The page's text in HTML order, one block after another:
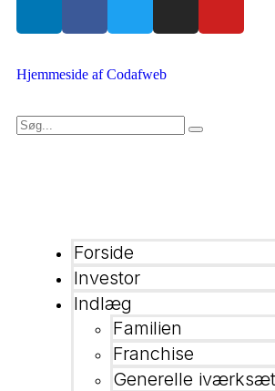
Hjemmeside af Codafweb
Forside
Investor
Indlæg
Familien
Franchise
Generelle